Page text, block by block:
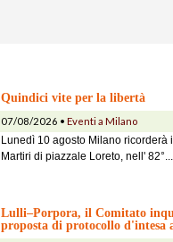
Quindici vite per la libertà
07/08/2026 • Eventi a Milano
Lunedì 10 agosto Milano ricorderà
Martiri di piazzale Loreto, nell'
Lulli–Porpora, il Comitato
proposta di protocollo d'intesa